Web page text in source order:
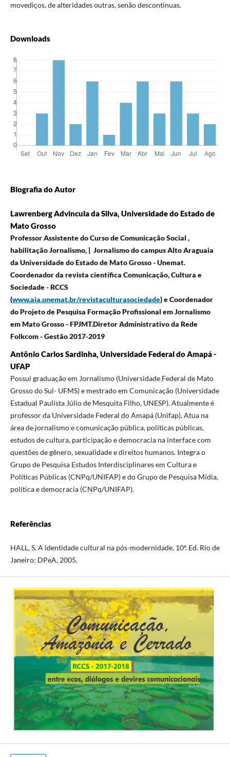
movediços, de alteridades outras, senão descontínuas.
Downloads
Biografia do Autor
Lawrenberg Advincula da Silva, Universidade do Estado de
Mato Grosso
Professor Assistente do Curso de Comunicação Social ,
habilitação Jornalismo, | Jornalismo do campus Alto Araguaia
da Universidade do Estado de Mato Grosso - Unemat.
Coordenador da revista científica Comunicação, Cultura e
Sociedade - RCCS
(www.aia.unemat.br/revistaculturasociedade) eCoordenador
do Projeto de Pesquisa Formação Profissional em Jornalismo
em Mato Grosso - FPJMT.Diretor Administrativo da Rede
Folkcom - Gestão 2017-2019
Antônio Carlos Sardinha, Universidade Federal do Amapá -
UFAP
Possui graduação em Jornalismo (Universidade Federal de Mato
Grosso do Sul- UFMS) e mestrado em Comunicação (Universidade
Estadual Paulista Júlio de Mesquita Filho, UNESP). Atualmente é
professor da Universidade Federal do Amapá (Unifap). Atua na
área de jornalismo e comunicação pública, políticas públicas,
estudos de cultura, participação e democracia na interface com
questões de gênero, sexualidade e direitos humanos. Integra o
Grupo de Pesquisa Estudos Interdisciplinares em Cultura e
Políticas Públicas (CNPq/UNIFAP) e do Grupo de Pesquisa Mídia,
política e democracia (CNPq/UNIFAP).
Referências
HALL, S. A identidade cultural na pós-modernidade. 10ª. Ed. Rio de
Janeiro: DPeA, 2005.